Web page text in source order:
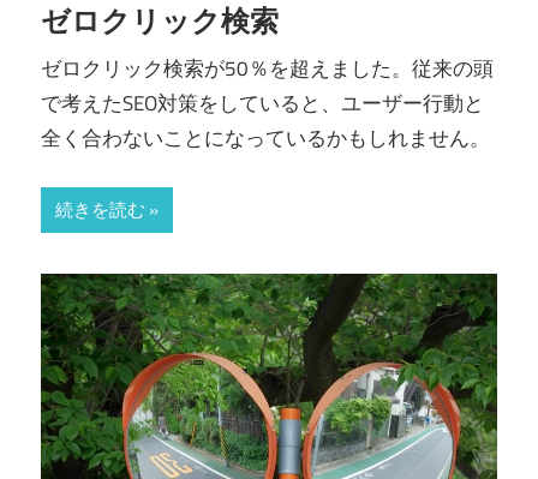
ゼロクリック検索
ゼロクリック検索が50％を超えました。従来の頭
で考えたSEO対策をしていると、ユーザー行動と
全く合わないことになっているかもしれません。
続きを読む